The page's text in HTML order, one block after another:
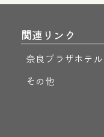
関連リンク
奈良プラザホテル
その他